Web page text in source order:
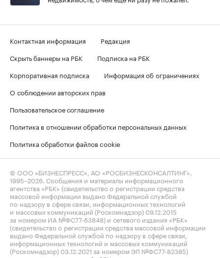
Контактная информация
Редакция
Скрыть баннеры на РБК
Подписка на РБК
Корпоративная подписка
Информация об ограничениях
О соблюдении авторских прав
Пользовательское соглашение
Политика в отношении обработки персональных данных
Политика обработки файлов cookie
© ООО «БИЗНЕСПРЕСС», АО «РОСБИЗНЕСКОНСАЛТИНГ»,
1995–2026. Сообщения и материалы информационного
агентства «РБК» (свидетельство о регистрации средства
массовой информации выдано Федеральной службой
по надзору в сфере связи, информационных технологий
и массовых коммуникаций (Роскомнадзор) 09.12.2015
за номером ИА №ФС77-63848) и сетевого издания «РБК»
(свидетельство о регистрации средства массовой информации
выдано Федеральной службой по надзору в сфере связи,
информационных технологий и массовых коммуникаций
(Роскомнадзор) 03.12.2021 за номером ЭЛ №ФС77-82385)